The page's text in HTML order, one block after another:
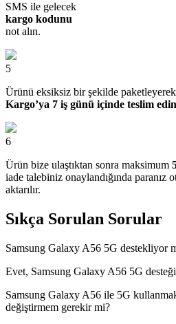
SMS ile gelecek
kargo kodunu
not alın.
5
Ürünü eksiksiz bir şekilde
Kargo’ya 7 iş günü içinde teslim
6
Ürün bize ulaştıktan sonra maksimum
iade talebiniz onaylandığında paranız
aktarılır.
Sıkça Sorulan Sorular
Samsung Galaxy A56 5G destekliyor
Evet, Samsung Galaxy A56 5G
Samsung Galaxy A56 ile 5G
değiştirmem gerekir mi?